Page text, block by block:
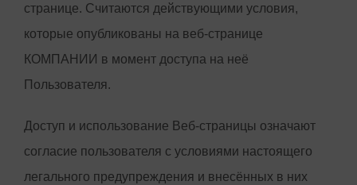
странице. Считаются действующими условия,
которые опубликованы на веб-странице
КОМПАНИИ в момент доступа на неё
Пользователя.
Доступ и использование Веб-страницы означают
согласие пользователя с условиями настоящего
легального предупреждения и внесённых в них